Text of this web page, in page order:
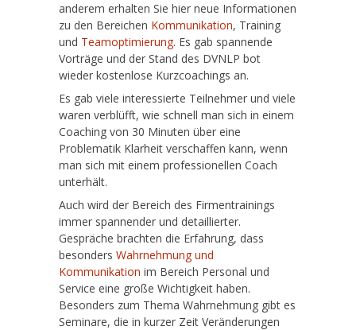
anderem erhalten Sie hier neue Informationen
zu den Bereichen Kommunikation, Training
und Teamoptimierung. Es gab spannende
Vorträge und der Stand des DVNLP bot
wieder kostenlose Kurzcoachings an.
Es gab viele interessierte Teilnehmer und viele
waren verblüfft, wie schnell man sich in einem
Coaching von 30 Minuten über eine
Problematik Klarheit verschaffen kann, wenn
man sich mit einem professionellen Coach
unterhält.
Auch wird der Bereich des Firmentrainings
immer spannender und detaillierter.
Gespräche brachten die Erfahrung, dass
besonders Wahrnehmung und
Kommunikation im Bereich Personal und
Service eine große Wichtigkeit haben.
Besonders zum Thema Wahrnehmung gibt es
Seminare, die in kurzer Zeit Veränderungen